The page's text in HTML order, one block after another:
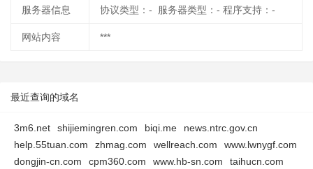
服务器信息 协议类型：- 服务器类型：- 程序支持：-
网站内容 ***
最近查询的域名
3m6.net shijiemingren.com biqi.me
news.ntrc.gov.cn
help.55tuan.com
zhmag.com wellreach.com
www.lwnygf.com
dongjin-cn.com
cpm360.com www.hb-sn.com
taihucn.com